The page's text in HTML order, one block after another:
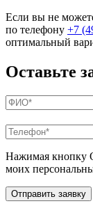
Если вы не
по телефону +7
оптимальный
Оставьте
Нажимая кнопку
моих
Отправить заявку